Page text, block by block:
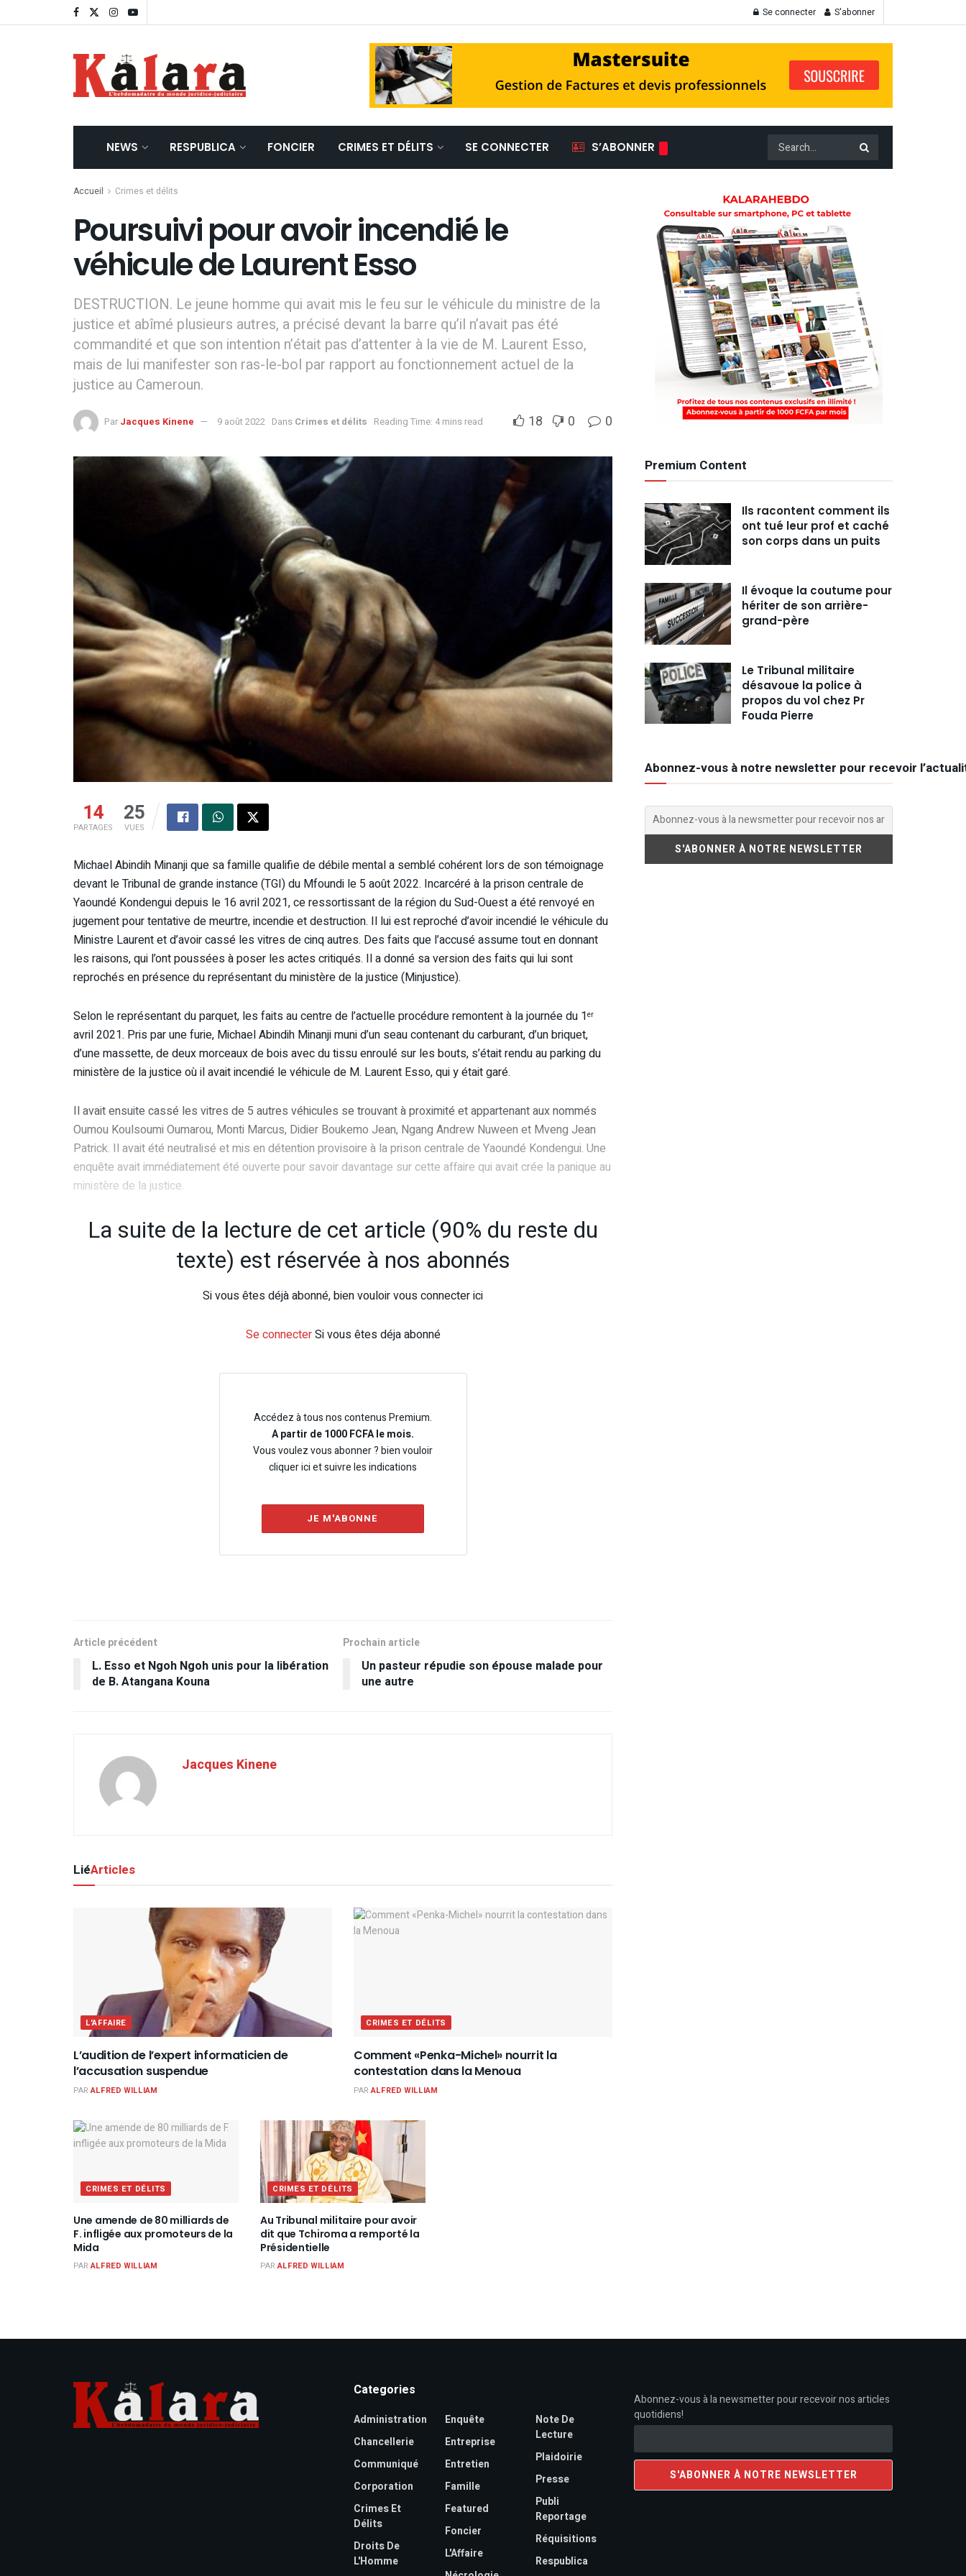
Se connecter S'abonner
NEWS RESPUBLICA FONCIER CRIMES ET DÉLITS SE CONNECTER S’ABONNER
Accueil Crimes et délits
Poursuivi pour avoir incendié le
véhicule de Laurent Esso
DESTRUCTION. Le jeune homme qui avait mis le feu sur le véhicule du ministre de la
justice et abîmé plusieurs autres, a précisé devant la barre qu’il n’avait pas été
commandité et que son intention n’était pas d’attenter à la vie de M. Laurent Esso,
mais de lui manifester son ras-le-bol par rapport au fonctionnement actuel de la
justice au Cameroun.
Par Jacques Kinene 9 août 2022 Dans Crimes et délits Reading Time: 4 mins read 18 0 0
14
PARTAGES
25
VUES
Michael Abindih Minanji que sa famille qualifie de débile mental a semblé cohérent lors de son témoignage
devant le Tribunal de grande instance (TGI) du Mfoundi le 5 août 2022. Incarcéré à la prison centrale de
Yaoundé Kondengui depuis le 16 avril 2021, ce ressortissant de la région du Sud-Ouest a été renvoyé en
jugement pour tentative de meurtre, incendie et destruction. Il lui est reproché d’avoir incendié le véhicule du
Ministre Laurent et d’avoir cassé les vitres de cinq autres. Des faits que l’accusé assume tout en donnant
les raisons, qui l’ont poussées à poser les actes critiqués. Il a donné sa version des faits qui lui sont
reprochés en présence du représentant du ministère de la justice (Minjustice).
Selon le représentant du parquet, les faits au centre de l’actuelle procédure remontent à la journée du 1er
avril 2021. Pris par une furie, Michael Abindih Minanji muni d’un seau contenant du carburant, d’un briquet,
d’une massette, de deux morceaux de bois avec du tissu enroulé sur les bouts, s’était rendu au parking du
ministère de la justice où il avait incendié le véhicule de M. Laurent Esso, qui y était garé.
Il avait ensuite cassé les vitres de 5 autres véhicules se trouvant à proximité et appartenant aux nommés
Oumou Koulsoumi Oumarou, Monti Marcus, Didier Boukemo Jean, Ngang Andrew Nuween et Mveng Jean
Patrick. Il avait été neutralisé et mis en détention provisoire à la prison centrale de Yaoundé Kondengui. Une
enquête avait immédiatement été ouverte pour savoir davantage sur cette affaire qui avait crée la panique au
ministère de la justice.
La suite de la lecture de cet article (90% du reste du
texte) est réservée à nos abonnés
Si vous êtes déjà abonné, bien vouloir vous connecter ici
Se connecterSi vous êtes déja abonné
Accédez à tous nos contenus Premium.
A partir de 1000 FCFA le mois.
Vous voulez vous abonner ? bien vouloir
cliquer ici et suivre les indications
JE M'ABONNE
Article précédent
L. Esso et Ngoh Ngoh unis pour la libération
de B. Atangana Kouna
Prochain article
Un pasteur répudie son épouse malade pour
une autre
Jacques Kinene
LiéArticles
L'AFFAIRE
L’audition de l’expert informaticien de
l’accusation suspendue
PAR ALFRED WILLIAM
CRIMES ET DÉLITS
Comment «Penka-Michel» nourrit la
contestation dans la Menoua
PAR ALFRED WILLIAM
CRIMES ET DÉLITS
Une amende de 80 milliards de
F. infligée aux promoteurs de la
Mida
PAR ALFRED WILLIAM
CRIMES ET DÉLITS
Au Tribunal militaire pour avoir
dit que Tchiroma a remporté la
Présidentielle
PAR ALFRED WILLIAM
Premium Content
Ils racontent comment ils
ont tué leur prof et caché
son corps dans un puits
Il évoque la coutume pour
hériter de son arrière-
grand-père
Le Tribunal militaire
désavoue la police à
propos du vol chez Pr
Fouda Pierre
Abonnez-vous à notre newsletter pour recevoir
Categories
Administration
Chancellerie
Communiqué
Corporation
Crimes Et
Délits
Droits De
L'Homme
Enquête
Entreprise
Entretien
Famille
Featured
Foncier
L'Affaire
Note De
Lecture
Plaidoirie
Presse
Publi
Reportage
Réquisitions
Respublica
Abonnez-vous à la newsmetter pour recevoir nos articles
quotidiens!